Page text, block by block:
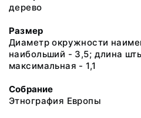
дерево
Размер
Диаметр окружности
наибольший - 3,5; длина
максимальная - 1,1
Собрание
Этнография Европы